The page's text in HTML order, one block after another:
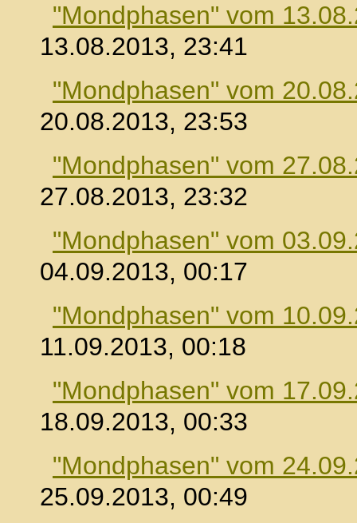
"Mondphasen" vom
13.08.2013, 23:41
"Mondphasen" vom
20.08.2013, 23:53
"Mondphasen" vom
27.08.2013, 23:32
"Mondphasen" vom
04.09.2013, 00:17
"Mondphasen" vom
11.09.2013, 00:18
"Mondphasen" vom
18.09.2013, 00:33
"Mondphasen" vom
25.09.2013, 00:49